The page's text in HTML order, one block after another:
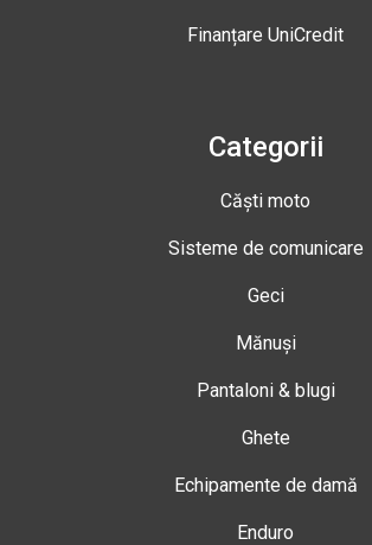
Finanțare UniCredit
Categorii
Căști moto
Sisteme de comunicare
Geci
Mănuși
Pantaloni & blugi
Ghete
Echipamente de damă
Enduro